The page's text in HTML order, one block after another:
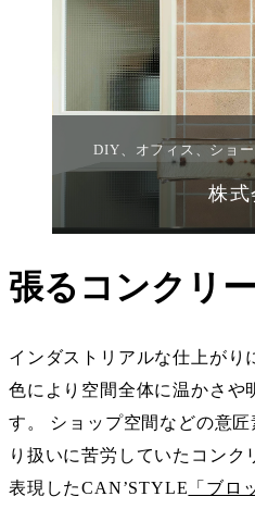
DIY、オフィス、ショ
株
張るコンクリ
インダストリアルな仕上がり
色により空間全体に温かさや
す。 ショップ空間などの意
り扱いに苦労していたコンク
表現したCAN’STYLE 「ブロ